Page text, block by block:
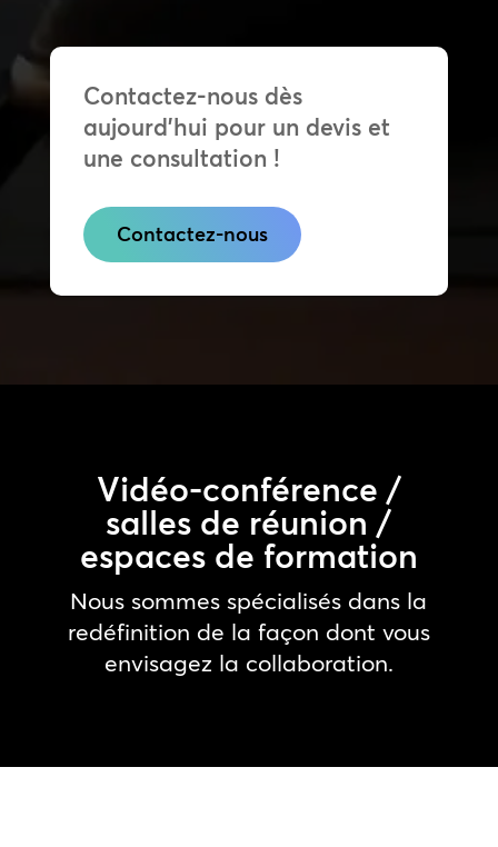
Contactez-nous dès
aujourd’hui pour un devis et
une consultation !
Contactez-nous
Vidéo-conférence /
salles de réunion /
espaces de formation
Nous sommes spécialisés dans la
redéfinition de la façon dont vous
envisagez la collaboration.